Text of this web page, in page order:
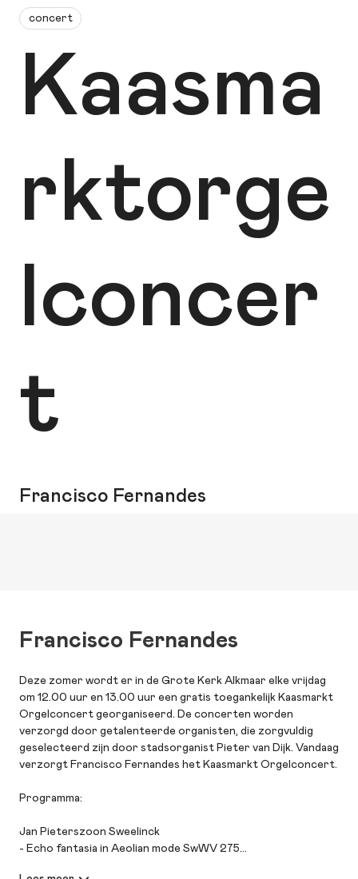
concert
Kaasma
rktorge
lconcer
t
Francisco Fernandes
Francisco Fernandes
Deze zomer wordt er in de Grote Kerk Alkmaar elke vrijdag
om 12.00 uur en 13.00 uur een gratis toegankelijk Kaasmarkt
Orgelconcert georganiseerd. De concerten worden
verzorgd door getalenteerde organisten, die zorgvuldig
geselecteerd zijn door stadsorganist Pieter van Dijk. Vandaag
verzorgt Francisco Fernandes het Kaasmarkt Orgelconcert.
Programma:
Jan Pieterszoon Sweelinck
- Echo fantasia in Aeolian mode SwWV 275